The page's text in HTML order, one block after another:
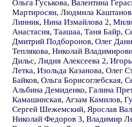
Ольга Гуськова, Валентина
Мартиросян, Людмила
Линник, Нина Измайлова 2,
Анастасия, Таашаа, Таня Байр,
Дмитрий Подборонов, Олег
Теплякова, Николай
Дильс, Лидия Алексеева 2,
Летка, Изольда Казанова, Олег
Байков, Ольга Борисоглебская,
Альбина Демиденко, Галина
Камашинская, Агзам Камилов,
Сергей Шежемский, Ярослав Вал
Николай Федоров 3, Владимир